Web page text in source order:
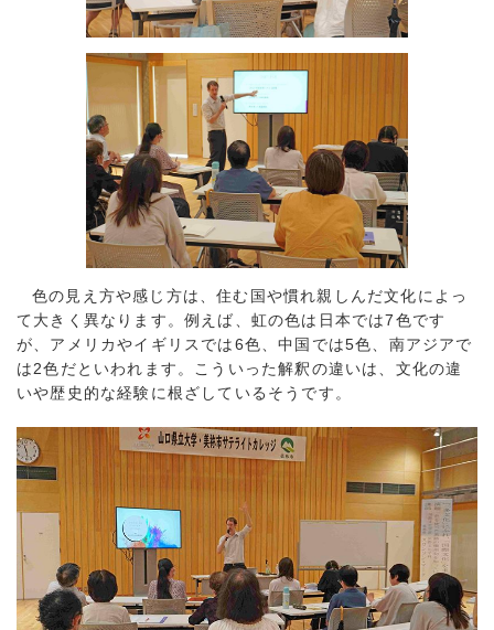
色の見え方や感じ方は、住む国や慣れ親しんだ文化によっ
て大きく異なります。例えば、虹の色は日本では7色です
が、アメリカやイギリスでは6色、中国では5色、南アジアで
は2色だといわれます。こういった解釈の違いは、文化の違
いや歴史的な経験に根ざしているそうです。